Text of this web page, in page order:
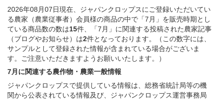
2026年08月07日現在、ジャパンクロップスにご登録いただいてい
る農家（農業従事者）会員様の商品の中で「7月」を販売時期とし
ている商品数の数は15件、「7月」に関連する投稿された農家記事
（ブログやお知らせ）は2件となっております。（この数字には、
サンプルとして登録された情報が含まれている場合がございま
す。ご注意いただきますようお願いいたします。）
7月に関連する農作物・農業一般情報
ジャパンクロップスで提供している情報は、総務省統計局等の機
関から公表されている情報及び、ジャパンクロップス運営事務局